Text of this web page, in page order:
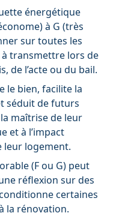
énergétique
à G (très
sur toutes les
transmettre lors de
de l’acte ou du bail.
le bien, facilite la
séduit de futurs
maîtrise de leur
et à l’impact
leur logement.
(F ou G) peut
réflexion sur des
certaines
la rénovation.